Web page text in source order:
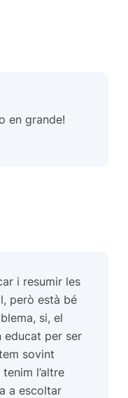
en grande!
i resumir les
però està bé
si, el
educat per ser
sovint
l’altre
a escoltar